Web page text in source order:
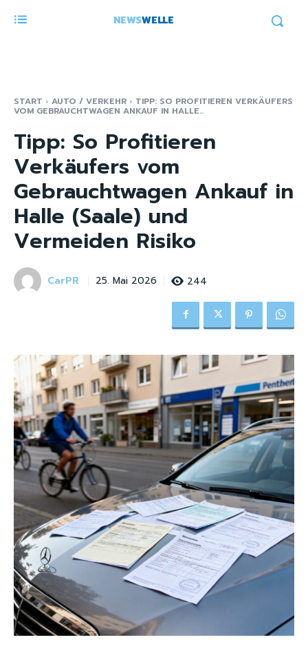
NEWSWELLE
START AUTO / VERKEHR TIPP: SO PROFITIEREN VERKÄUFERS
VOM GEBRAUCHTWAGEN ANKAUF IN HALLE...
Tipp: So Profitieren
Verkäufers vom
Gebrauchtwagen Ankauf in
Halle (Saale) und
Vermeiden Risiko
CarPR 25. Mai 2026 244